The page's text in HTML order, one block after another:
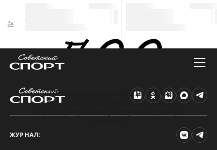
Техническая ошибка на сайте
Произошла ошибка. Чтобы найти нужную
ЖУРНАЛ: